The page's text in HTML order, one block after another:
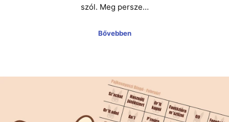
szól. Meg persze…
Bővebben